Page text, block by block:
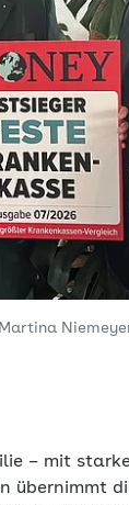
– mit
übernimmt